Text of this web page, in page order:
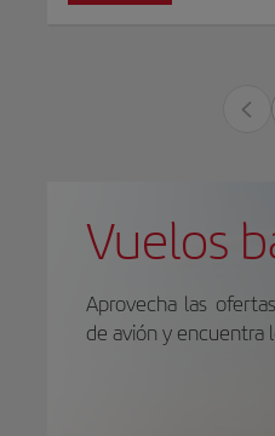
Vuelos
Aprovecha las
de avión y encuentra